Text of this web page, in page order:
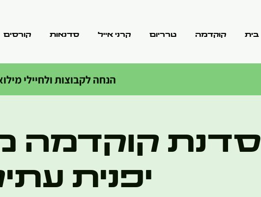
בית קוקדמה טרריום קרני אייל סדנאות קורסים
הנחה לקבוצות ולחיילי
סדנת קוקדמה
יפנית